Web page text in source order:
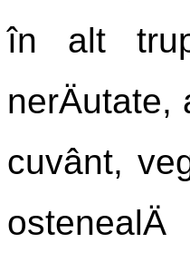
în alt
cuvânt,